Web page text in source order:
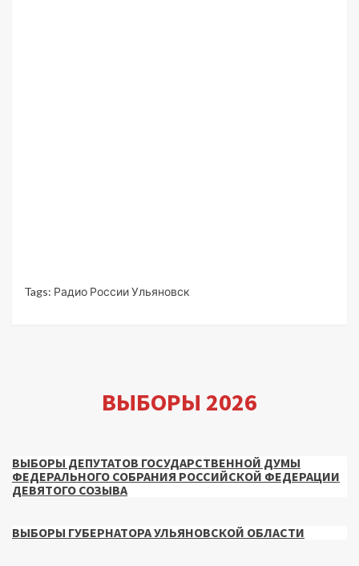
Tags: Радио России Ульяновск
ВЫБОРЫ 2026
ВЫБОРЫ ДЕПУТАТОВ ГОСУДАРСТВЕННОЙ ДУМЫ
ФЕДЕРАЛЬНОГО СОБРАНИЯ РОССИЙСКОЙ ФЕДЕРАЦИИ
ДЕВЯТОГО СОЗЫВА
ВЫБОРЫ ГУБЕРНАТОРА УЛЬЯНОВСКОЙ ОБЛАСТИ